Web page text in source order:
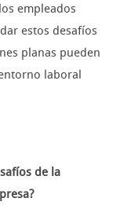
empleados
estos desafíos
planas pueden
laboral
de la